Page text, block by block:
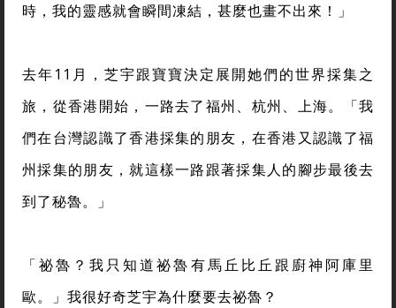
時，我的靈感就會瞬間凍結，甚麼也畫不出來！」
去年11月，芝宇跟寶寶決定展開她們的世界採集之
旅，從香港開始，一路去了福州、杭州、上海。「我
們在台灣認識了香港採集的朋友，在香港又認識了福
州採集的朋友，就這樣一路跟著採集人的腳步最後去
到了秘魯。」
「祕魯？我只知道祕魯有馬丘比丘跟廚神阿庫里
歐。」我很好奇芝宇為什麼要去祕魯？